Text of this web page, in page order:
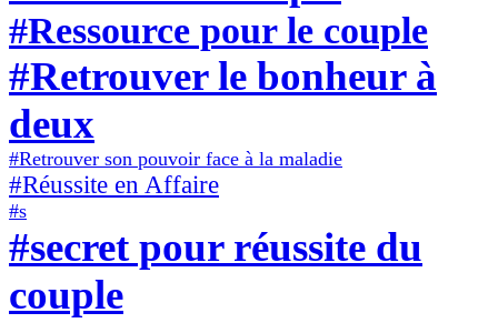
#Ressource pour le couple
#Retrouver le bonheur à
deux
#Retrouver son pouvoir face à la maladie
#Réussite en Affaire
#s
#secret pour réussite du
couple